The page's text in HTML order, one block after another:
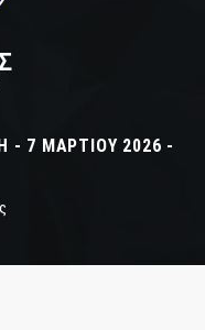
- 7 ΜΑΡΤΊΟΥ 2026 -